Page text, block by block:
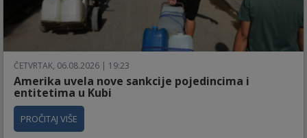
ČETVRTAK, 06.08.2026 | 19:23
Amerika uvela nove sankcije pojedincima i
entitetima u Kubi
PROČITAJ VIŠE